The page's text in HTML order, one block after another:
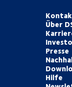
Über
Presse
Hilfe